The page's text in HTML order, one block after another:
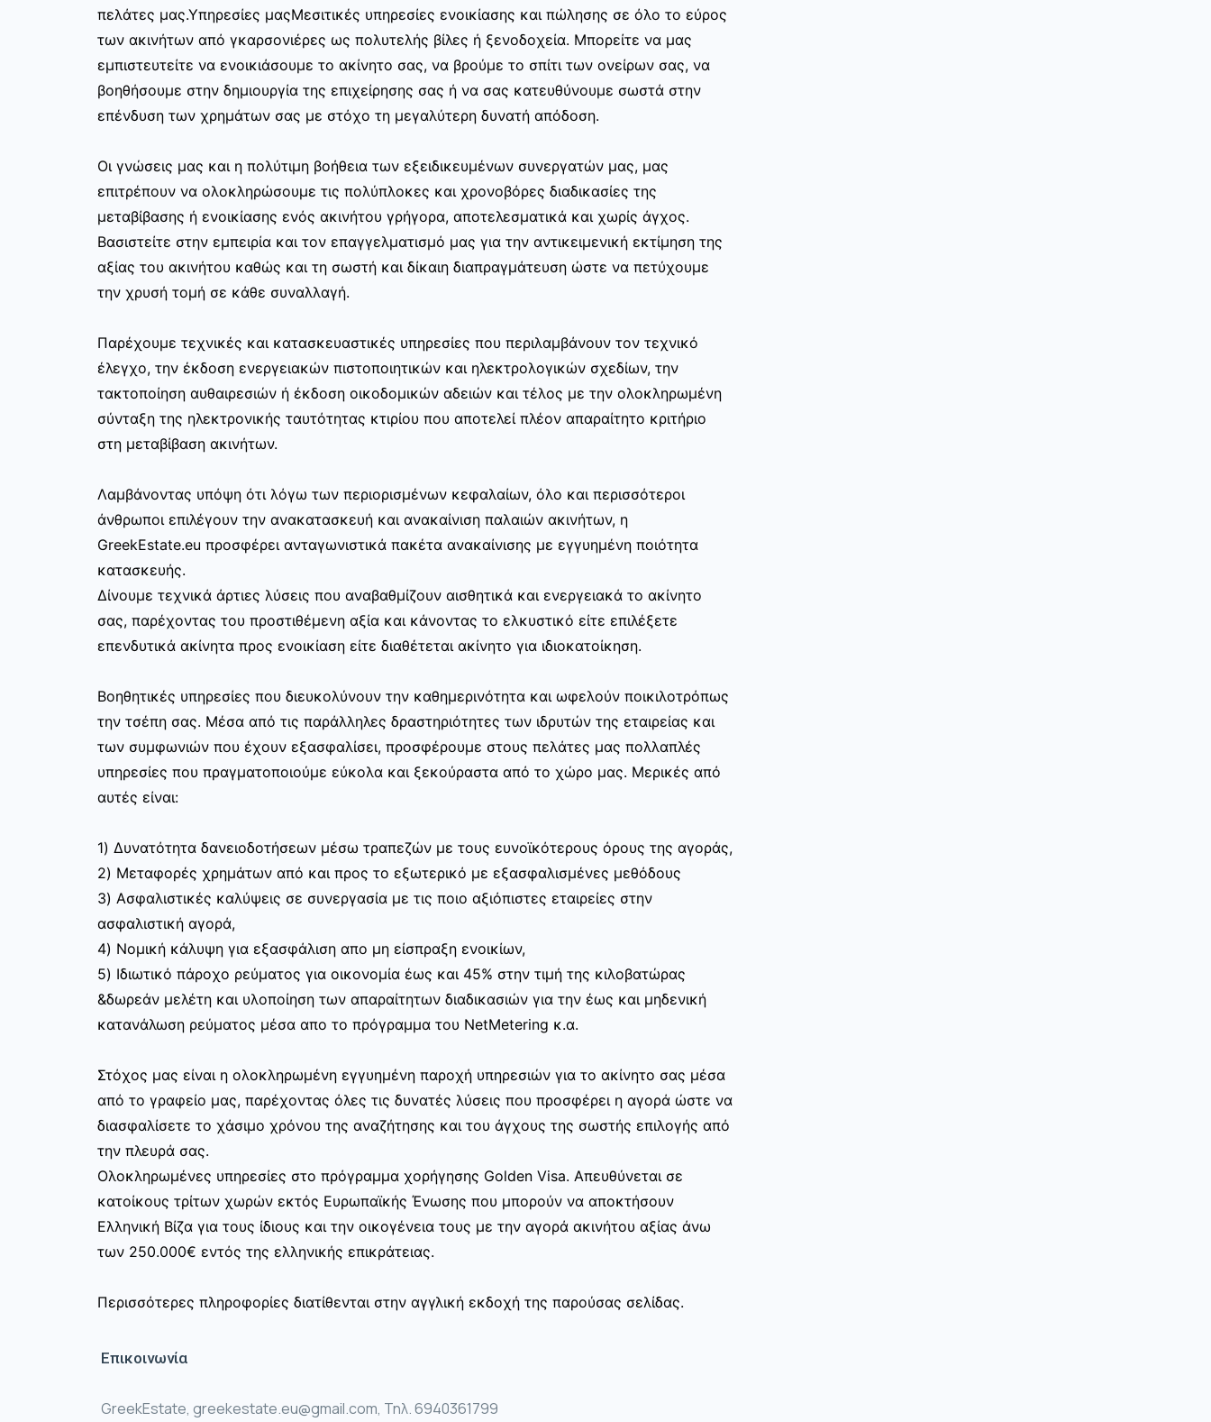
πελάτες μας.Υπηρεσίες μαςΜεσιτικές υπηρεσίες ενοικίασης και πώλησης σε όλο το εύρος
των ακινήτων από γκαρσονιέρες ως πολυτελής βίλες ή ξενοδοχεία. Μπορείτε να μας
εμπιστευτείτε να ενοικιάσουμε το ακίνητο σας, να βρούμε το σπίτι των ονείρων σας, να
βοηθήσουμε στην δημιουργία της επιχείρησης σας ή να σας κατευθύνουμε σωστά στην
επένδυση των χρημάτων σας με στόχο τη μεγαλύτερη δυνατή απόδοση.
Οι γνώσεις μας και η πολύτιμη βοήθεια των εξειδικευμένων συνεργατών μας, μας
επιτρέπουν να ολοκληρώσουμε τις πολύπλοκες και χρονοβόρες διαδικασίες της
μεταβίβασης ή ενοικίασης ενός ακινήτου γρήγορα, αποτελεσματικά και χωρίς άγχος.
Βασιστείτε στην εμπειρία και τον επαγγελματισμό μας για την αντικειμενική εκτίμηση της
αξίας του ακινήτου καθώς και τη σωστή και δίκαιη διαπραγμάτευση ώστε να πετύχουμε
την χρυσή τομή σε κάθε συναλλαγή.
Παρέχουμε τεχνικές και κατασκευαστικές υπηρεσίες που περιλαμβάνουν τον τεχνικό
έλεγχο, την έκδοση ενεργειακών πιστοποιητικών και ηλεκτρολογικών σχεδίων, την
τακτοποίηση αυθαιρεσιών ή έκδοση οικοδομικών αδειών και τέλος με την ολοκληρωμένη
σύνταξη της ηλεκτρονικής ταυτότητας κτιρίου που αποτελεί πλέον απαραίτητο κριτήριο
στη μεταβίβαση ακινήτων.
Λαμβάνοντας υπόψη ότι λόγω των περιορισμένων κεφαλαίων, όλο και περισσότεροι
άνθρωποι επιλέγουν την ανακατασκευή και ανακαίνιση παλαιών ακινήτων, η
GreekEstate.eu προσφέρει ανταγωνιστικά πακέτα ανακαίνισης με εγγυημένη ποιότητα
κατασκευής.
Δίνουμε τεχνικά άρτιες λύσεις που αναβαθμίζουν αισθητικά και ενεργειακά το ακίνητο
σας, παρέχοντας του προστιθέμενη αξία και κάνοντας το ελκυστικό είτε επιλέξετε
επενδυτικά ακίνητα προς ενοικίαση είτε διαθέτεται ακίνητο για ιδιοκατοίκηση.
Βοηθητικές υπηρεσίες που διευκολύνουν την καθημερινότητα και ωφελούν ποικιλοτρόπως
την τσέπη σας. Μέσα από τις παράλληλες δραστηριότητες των ιδρυτών της εταιρείας και
των συμφωνιών που έχουν εξασφαλίσει, προσφέρουμε στους πελάτες μας πολλαπλές
υπηρεσίες που πραγματοποιούμε εύκολα και ξεκούραστα από το χώρο μας. Μερικές από
αυτές είναι:
1) Δυνατότητα δανειοδοτήσεων μέσω τραπεζών με τους ευνοϊκότερους όρους της αγοράς,
2) Μεταφορές χρημάτων από και προς το εξωτερικό με εξασφαλισμένες μεθόδους
3) Ασφαλιστικές καλύψεις σε συνεργασία με τις ποιο αξιόπιστες εταιρείες στην
ασφαλιστική αγορά,
4) Νομική κάλυψη για εξασφάλιση απο μη είσπραξη ενοικίων,
5) Ιδιωτικό πάροχο ρεύματος για οικονομία έως και 45% στην τιμή της κιλοβατώρας
&δωρεάν μελέτη και υλοποίηση των απαραίτητων διαδικασιών για την έως και μηδενική
κατανάλωση ρεύματος μέσα απο το πρόγραμμα του NetMetering κ.α.
Στόχος μας είναι η ολοκληρωμένη εγγυημένη παροχή υπηρεσιών για το ακίνητο σας μέσα
από το γραφείο μας, παρέχοντας όλες τις δυνατές λύσεις που προσφέρει η αγορά ώστε να
διασφαλίσετε το χάσιμο χρόνου της αναζήτησης και του άγχους της σωστής επιλογής από
την πλευρά σας.
Ολοκληρωμένες υπηρεσίες στο πρόγραμμα χορήγησης Golden Visa. Απευθύνεται σε
κατοίκους τρίτων χωρών εκτός Ευρωπαϊκής Ένωσης που μπορούν να αποκτήσουν
Ελληνική Βίζα για τους ίδιους και την οικογένεια τους με την αγορά ακινήτου αξίας άνω
των 250.000€ εντός της ελληνικής επικράτειας.
Περισσότερες πληροφορίες διατίθενται στην αγγλική εκδοχή της παρούσας σελίδας.
Επικοινωνία
GreekEstate, greekestate.eu@gmail.com, Τηλ. 6940361799